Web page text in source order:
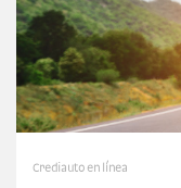
Crediauto en línea